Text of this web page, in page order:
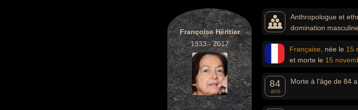
Françoise Héritier
1933 - 2017
Anthropologue et
domination
la chaire d'« étude comparée
successeur.
Française , née le 15
et morte le 15
84
ans
Morte à l'âge de 84